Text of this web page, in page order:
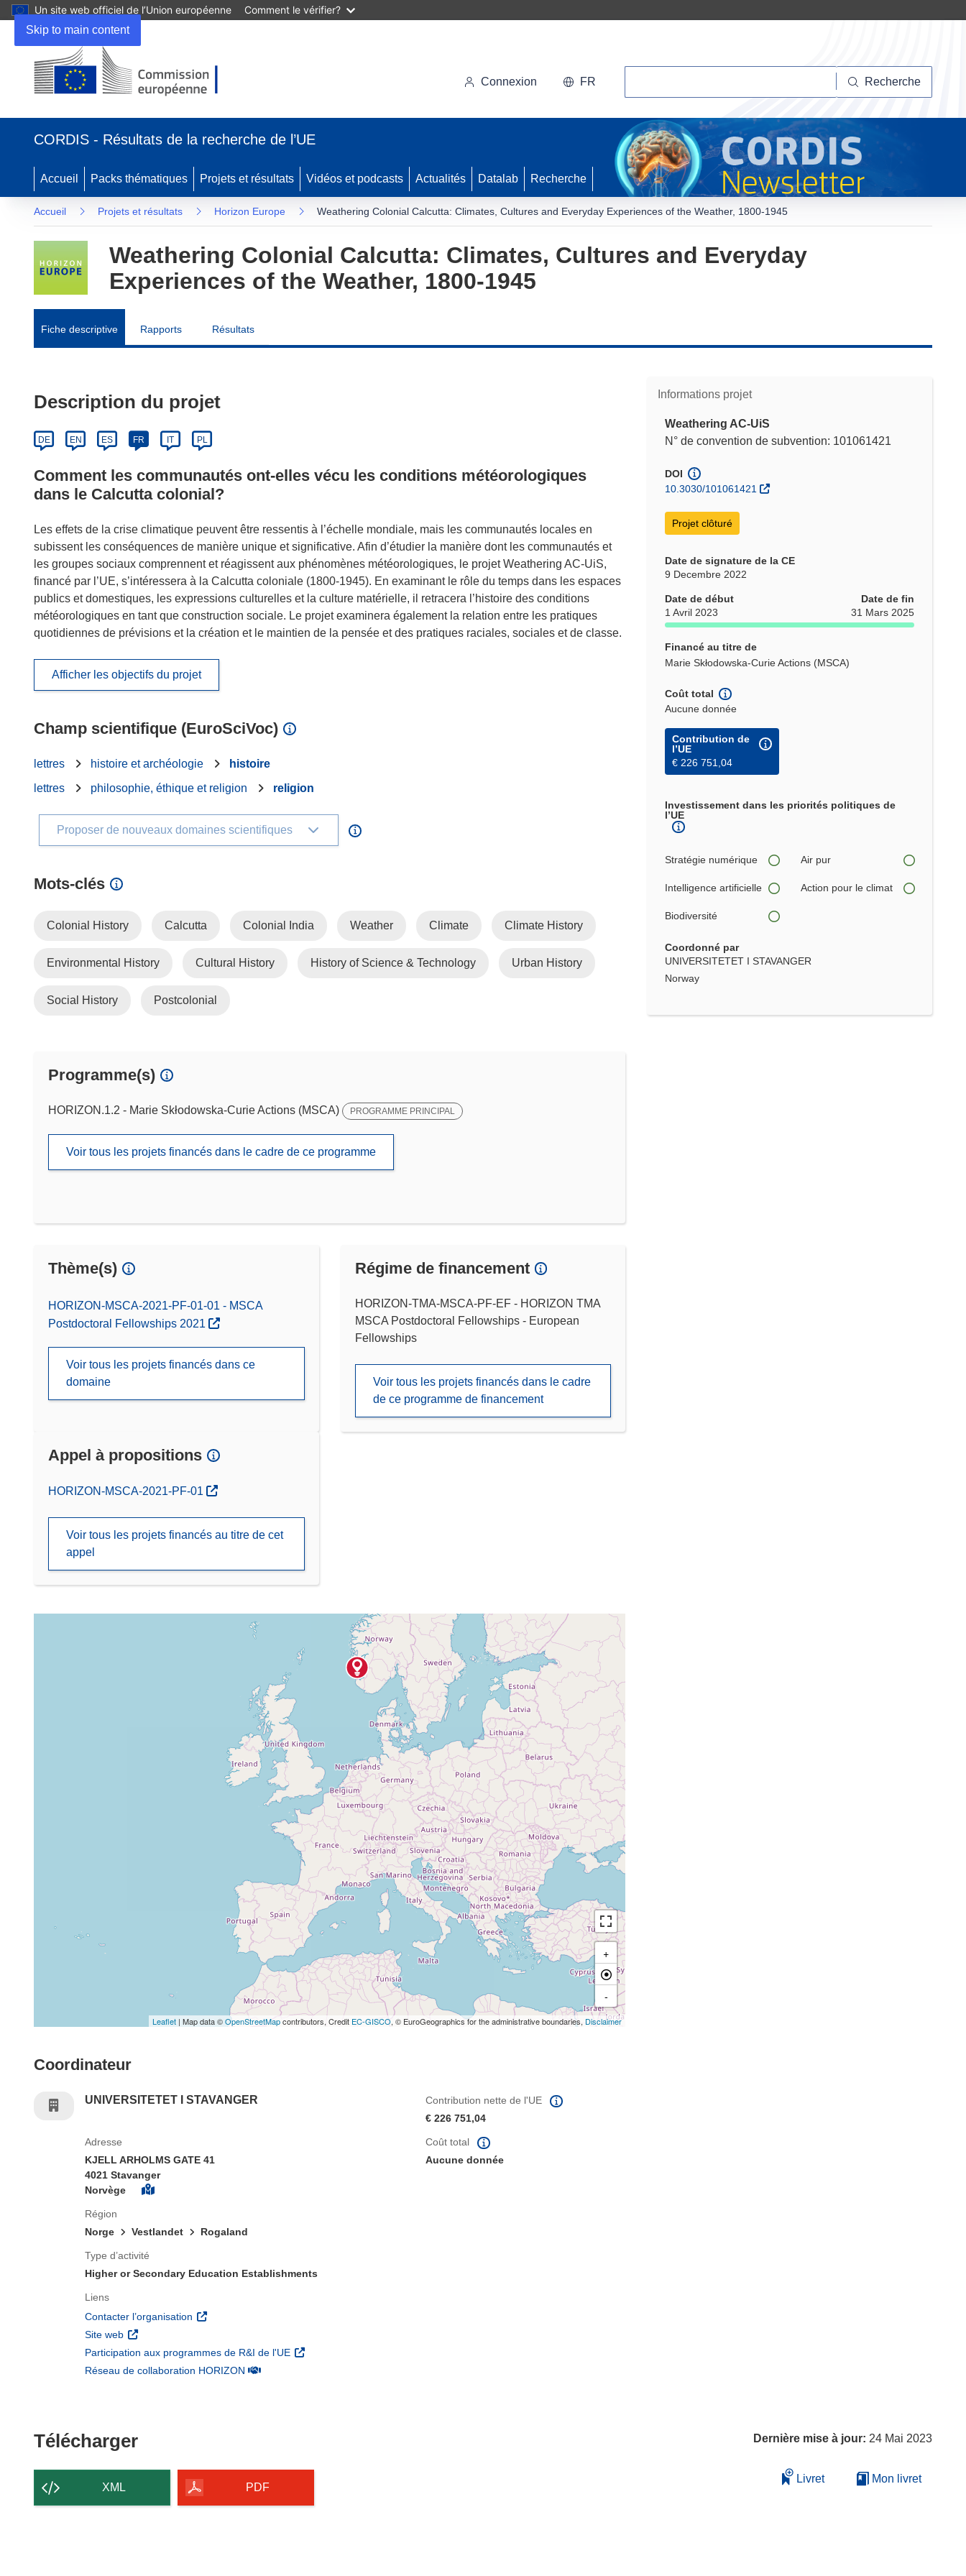
Skip to main content
Un site web officiel de l’Union européenne Comment le vérifier?
Connexion FR Recherche
CORDIS - Résultats de la recherche de l’UE
Accueil Packs thématiques Projets et résultats Vidéos et podcasts Actualités Datalab Recherche
Accueil Projets et résultats Horizon Europe Weathering Colonial Calcutta: Climates, Cultures and Everyday Experiences of the Weather, 1800-1945
Weathering Colonial Calcutta: Climates, Cultures and Everyday
Experiences of the Weather, 1800-1945
Fiche descriptive Rapports Résultats
Informations projet
Weathering AC-UiS
N° de convention de subvention: 101061421
DOI
10.3030/101061421
Projet clôturé
Date de signature de la CE
9 Decembre 2022
Date de début
1 Avril 2023
Date de fin
31 Mars 2025
Financé au titre de
Marie Skłodowska-Curie Actions (MSCA)
Coût total
Aucune donnée
Contribution de
l’UE
€ 226 751,04
Investissement dans les priorités politiques de
l’UE
Stratégie numérique Air pur
Intelligence artificielle Action pour le climat
Biodiversité
Coordonné par
UNIVERSITETET I STAVANGER
Norway
Description du projet
DE EN ES FR IT PL
Comment les communautés ont-elles vécu les conditions météorologiques
dans le Calcutta colonial?
Les effets de la crise climatique peuvent être ressentis à l’échelle mondiale, mais les communautés locales en
subissent les conséquences de manière unique et significative. Afin d’étudier la manière dont les communautés et
les groupes sociaux comprennent et réagissent aux phénomènes météorologiques, le projet Weathering AC-UiS,
financé par l’UE, s’intéressera à la Calcutta coloniale (1800-1945). En examinant le rôle du temps dans les espaces
publics et domestiques, les expressions culturelles et la culture matérielle, il retracera l’histoire des conditions
météorologiques en tant que construction sociale. Le projet examinera également la relation entre les pratiques
quotidiennes de prévisions et la création et le maintien de la pensée et des pratiques raciales, sociales et de classe.
Afficher les objectifs du projet
Champ scientifique (EuroSciVoc)
lettres histoire et archéologie
histoire
lettres
philosophie, éthique et religion religion
Proposer de nouveaux domaines scientifiques
Mots‑clés
Colonial History Calcutta Colonial India Weather Climate Climate History
Environmental History Cultural History History of Science & Technology Urban History
Social History Postcolonial
Programme(s)
HORIZON.1.2 - Marie Skłodowska-Curie Actions (MSCA) PROGRAMME PRINCIPAL
Voir tous les projets financés dans le cadre de ce programme
Thème(s)
HORIZON-MSCA-2021-PF-01-01 - MSCA
Postdoctoral Fellowships 2021
Voir tous les projets financés dans ce
domaine
Régime de financement
HORIZON-TMA-MSCA-PF-EF - HORIZON TMA
MSCA Postdoctoral Fellowships - European
Fellowships
Voir tous les projets financés dans le cadre
de ce programme de financement
Appel à propositions
(s’ouvre dans une nouvelle fenêtre)
HORIZON-MSCA-2021-PF-01
Voir tous les projets financés au titre de cet
appel
+
-
Leaflet | Map data ©OpenStreetMapcontributors, Credit EC-GISCO, © EuroGeographics for the administrative boundaries, Disclaimer
Coordinateur
UNIVERSITETET I STAVANGER
Contribution nette de l'UE
€ 226 751,04
Adresse
KJELL ARHOLMS GATE 41
4021 Stavanger
Norvège
Région
Norge
Vestlandet Rogaland
Type d’activité
Higher or Secondary Education Establishments
Liens
Contacter l’organisation (s’ouvre dans une nouvelle fenêtre)
Site web (s’ouvre dans une nouvelle fenêtre)
Participation aux programmes de R&I de l'UE (s’ouvre dans une nouvelle fenêtre)
Réseau de collaboration HORIZON(s’ouvre dans une nouvelle fenêtre)
Coût total
Aucune donnée
TéléchargerTélécharger le contenu de la page
XML PDF
Dernière mise à jour: 24 Mai 2023
Livret Mon livret